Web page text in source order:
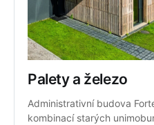
Palety a železo
Administrativní budova
kombinací starých